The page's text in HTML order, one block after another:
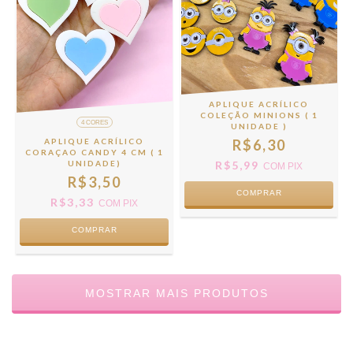
4 CORES
APLIQUE ACRÍLICO
CORAÇAO CANDY 4 CM ( 1
UNIDADE)
R$3,50
R$3,33 COM PIX
COMPRAR
APLIQUE ACRÍLICO
COLEÇÃO MINIONS ( 1
UNIDADE )
R$6,30
R$5,99 COM PIX
COMPRAR
MOSTRAR MAIS PRODUTOS